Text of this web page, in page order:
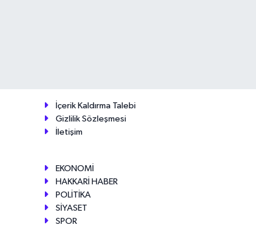
İçerik Kaldırma Talebi
Gizlilik Sözleşmesi
İletişim
EKONOMİ
HAKKARİ HABER
POLİTİKA
SİYASET
SPOR